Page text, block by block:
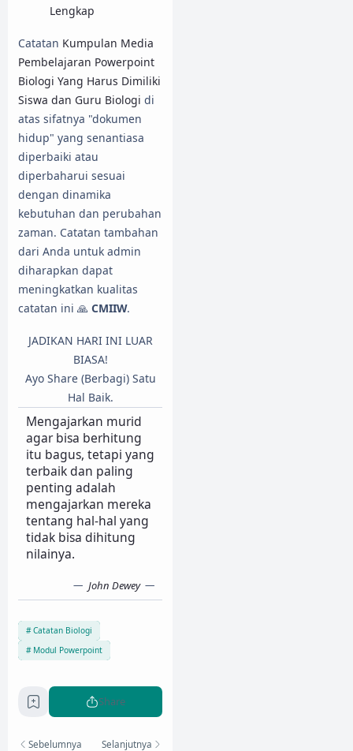
Lengkap
Catatan Kumpulan Media
Pembelajaran Powerpoint
Biologi Yang Harus Dimiliki
Siswa dan Guru Biologi di
atas sifatnya "dokumen
hidup" yang senantiasa
diperbaiki atau
diperbaharui sesuai
dengan dinamika
kebutuhan dan perubahan
zaman. Catatan tambahan
dari Anda untuk admin
diharapkan dapat
meningkatkan kualitas
catatan ini 🙏 CMIIW.
JADIKAN HARI INI LUAR
BIASA!
Ayo Share (Berbagi) Satu
Hal Baik.
Mengajarkan murid
agar bisa berhitung
itu bagus, tetapi yang
terbaik dan paling
penting adalah
mengajarkan mereka
tentang hal-hal yang
tidak bisa dihitung
nilainya.
John Dewey
Catatan Biologi
Modul Powerpoint
Share
Sebelumnya Selanjutnya